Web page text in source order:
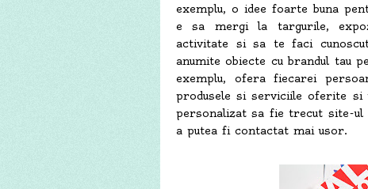
exemplu, o idee foarte buna
e sa mergi la targurile,
activitate si sa te faci
anumite obiecte cu brandul tau
exemplu, ofera fiecarei
produsele si serviciile oferite si
personalizat sa fie trecut site-ul
a putea fi contactat mai usor.